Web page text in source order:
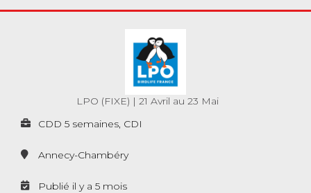
LPO (FIXE) | 21 Avril au 23 Mai
CDD 5 semaines, CDI
Annecy-Chambéry
Publié il y a 5 mois